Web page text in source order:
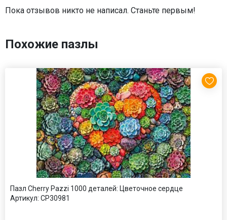
Пока отзывов никто не написал. Станьте первым!
Похожие пазлы
Пазл Cherry Pazzi 1000 деталей: Цветочное сердце
Артикул: CP30981